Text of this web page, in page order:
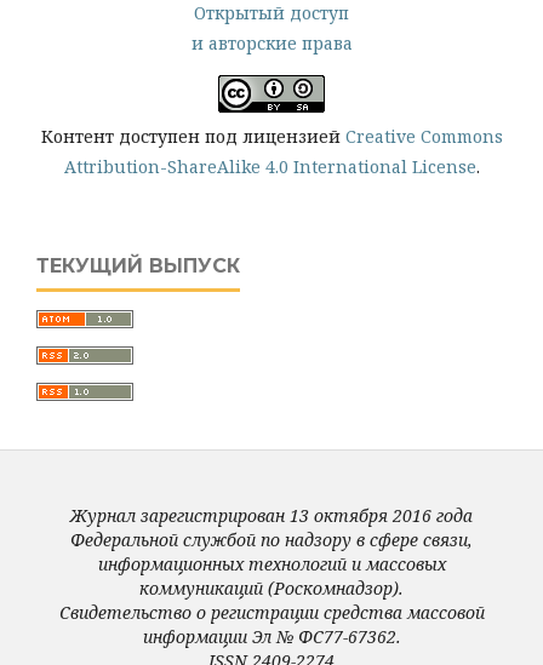
Открытый доступ
и авторские права
Контент доступен под лицензией Creative Commons
Attribution-ShareAlike 4.0 International License.
ТЕКУЩИЙ ВЫПУСК
Журнал зарегистрирован 13 октября 2016 года
Федеральной службой по надзору в сфере связи,
информационных технологий и массовых
коммуникаций (Роскомнадзор).
Свидетельство о регистрации средства массовой
информации Эл № ФС77-67362.